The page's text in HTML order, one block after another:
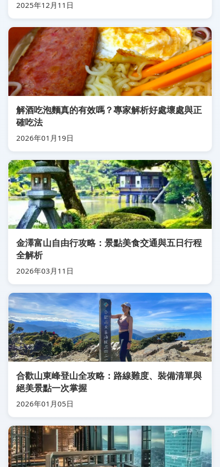
2025年12月11日
解酒吃泡麵真的有效嗎？專家解析好處壞處與正
確吃法
2026年01月19日
金澤富山自由行攻略：景點美食交通與五日行程
全解析
2026年03月11日
合歡山東峰登山全攻略：路線難度、裝備清單與
絕美景點一次掌握
2026年01月05日